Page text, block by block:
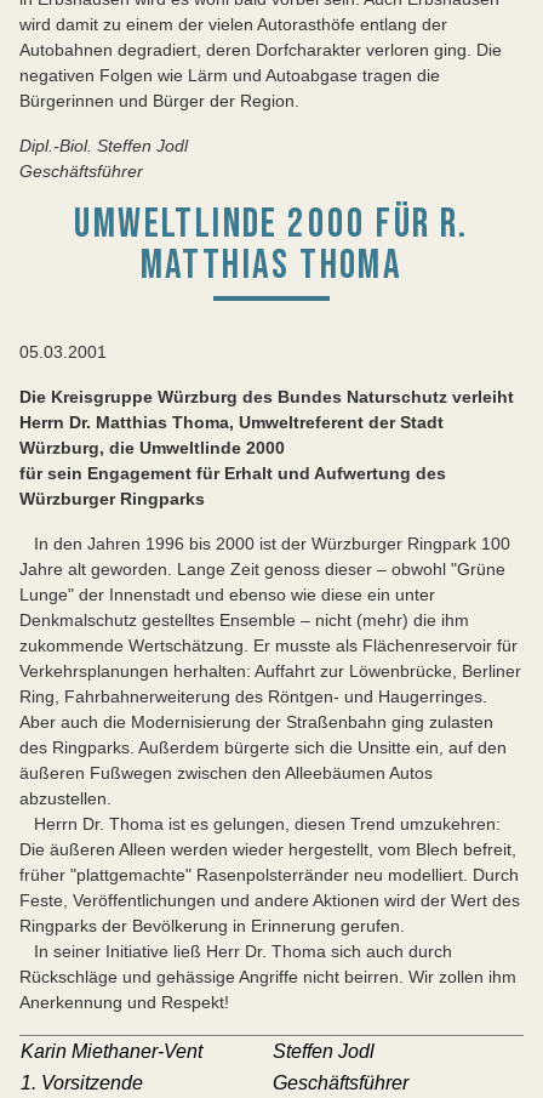
wird damit zu einem der vielen Autorasthöfe entlang der
Autobahnen degradiert, deren Dorfcharakter verloren ging. Die
negativen Folgen wie Lärm und Autoabgase tragen die
Bürgerinnen und Bürger der Region.
Dipl.-Biol. Steffen Jodl
Geschäftsführer
UMWELTLINDE 2000 FÜR R.
MATTHIAS THOMA
05.03.2001
Die Kreisgruppe Würzburg des Bundes Naturschutz verleiht
Herrn Dr. Matthias Thoma, Umweltreferent der Stadt
Würzburg, die Umweltlinde 2000
für sein Engagement für Erhalt und Aufwertung des
Würzburger Ringparks
In den Jahren 1996 bis 2000 ist der Würzburger Ringpark 100
Jahre alt geworden. Lange Zeit genoss dieser – obwohl "Grüne
Lunge" der Innenstadt und ebenso wie diese ein unter
Denkmalschutz gestelltes Ensemble – nicht (mehr) die ihm
zukommende Wertschätzung. Er musste als Flächenreservoir für
Verkehrsplanungen herhalten: Auffahrt zur Löwenbrücke, Berliner
Ring, Fahrbahnerweiterung des Röntgen- und Haugerringes.
Aber auch die Modernisierung der Straßenbahn ging zulasten
des Ringparks. Außerdem bürgerte sich die Unsitte ein, auf den
äußeren Fußwegen zwischen den Alleebäumen Autos
abzustellen.
Herrn Dr. Thoma ist es gelungen, diesen Trend umzukehren:
Die äußeren Alleen werden wieder hergestellt, vom Blech befreit,
früher "plattgemachte" Rasenpolsterränder neu modelliert. Durch
Feste, Veröffentlichungen und andere Aktionen wird der Wert des
Ringparks der Bevölkerung in Erinnerung gerufen.
In seiner Initiative ließ Herr Dr. Thoma sich auch durch
Rückschläge und gehässige Angriffe nicht beirren. Wir zollen ihm
Anerkennung und Respekt!
Karin Miethaner-Vent
Steffen Jodl
1. Vorsitzende
Geschäftsführer